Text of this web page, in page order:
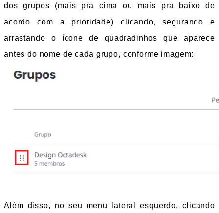
dos grupos (mais pra cima ou mais pra baixo de
acordo com a prioridade) clicando, segurando e
arrastando o ícone de quadradinhos que aparece
antes do nome de cada grupo, conforme imagem:
Além disso, no seu menu lateral esquerdo, clicando